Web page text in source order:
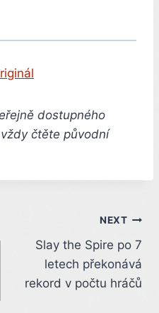
dostupného
čtěte původní
NEXT
Slay the Spire po 7
letech překonává
rekord v počtu hráčů